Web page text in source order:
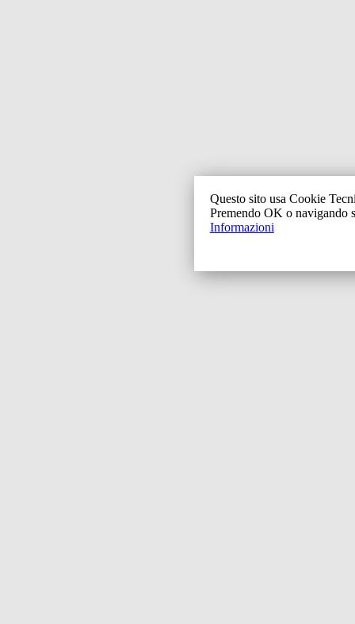
Questo sito usa Cookie
Premendo OK o navigando
Informazioni